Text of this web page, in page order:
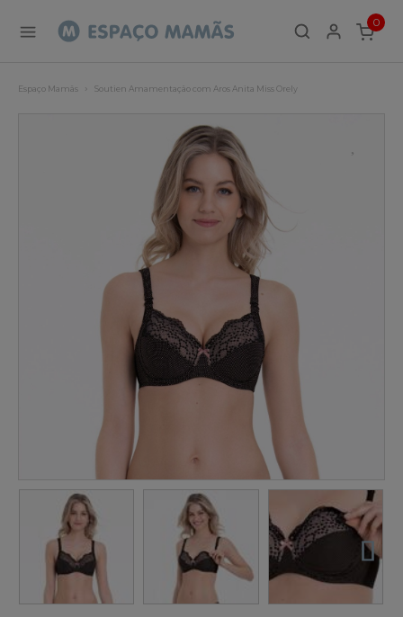
0
ITEMS
Espaço Mamãs Soutien Amamentação com Aros Anita Miss Orely